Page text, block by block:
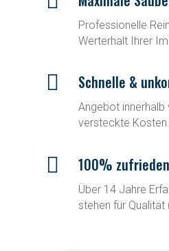
Professionelle
Werterhalt Ihrer
 Schnelle &
Angebot innerhalb
versteckte Kosten.
 100%
Über 14 Jahre
stehen für Qualität